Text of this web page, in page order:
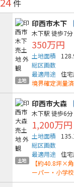
件
土地
印西市木下
木下駅 徒歩7分
350万円
土地面積
総区画数
最適用途 住
境界確定測量済
土地
印西市大森
木下駅 徒歩6分
1,200万円
土地面積
総区画数
最適用途 住
【約40.8坪×
ーパー・小学